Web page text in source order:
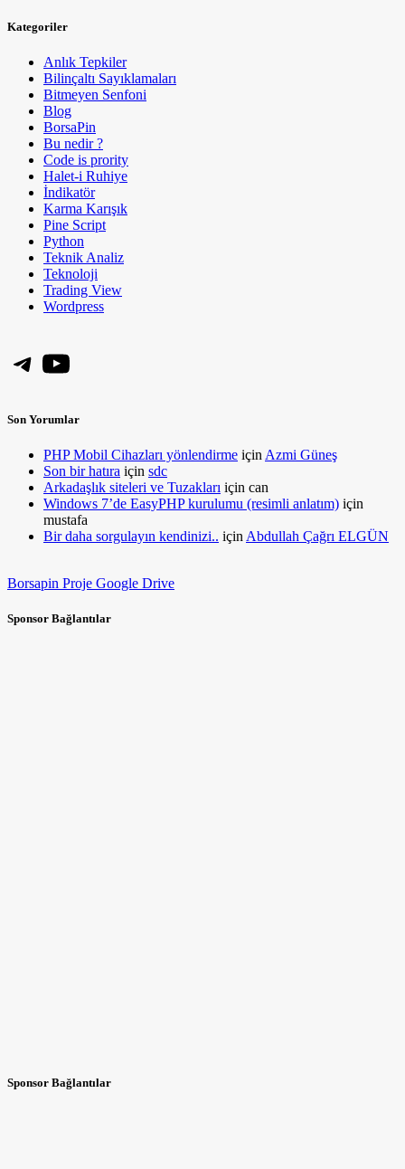
Kategoriler
Anlık Tepkiler
Bilinçaltı Sayıklamaları
Bitmeyen Senfoni
Blog
BorsaPin
Bu nedir ?
Code is prority
Halet-i Ruhiye
İndikatör
Karma Karışık
Pine Script
Python
Teknik Analiz
Teknoloji
Trading View
Wordpress
Telegram
YouTube
Son Yorumlar
PHP Mobil Cihazları yönlendirme için Azmi Güneş
Son bir hatıra için sdc
Arkadaşlık siteleri ve Tuzakları için can
Windows 7’de EasyPHP kurulumu (resimli anlatım) için
mustafa
Bir daha sorgulayın kendinizi.. için Abdullah Çağrı ELGÜN
Borsapin Proje Google Drive
Sponsor Bağlantılar
Sponsor Bağlantılar